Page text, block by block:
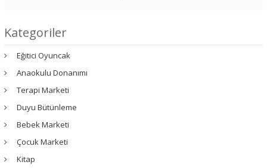
Kategoriler
Eğitici Oyuncak
Anaokulu Donanımı
Terapi Marketi
Duyu Bütünleme
Bebek Marketi
Çocuk Marketi
Kitap